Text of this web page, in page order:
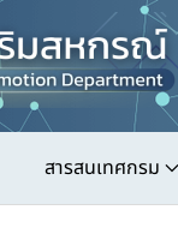
สารสนเทศกรม